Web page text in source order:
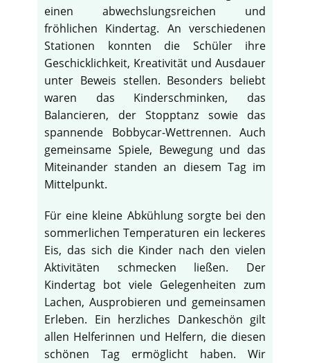
einen abwechslungsreichen und
fröhlichen Kindertag. An verschiedenen
Stationen konnten die Schüler ihre
Geschicklichkeit, Kreativität und Ausdauer
unter Beweis stellen. Besonders beliebt
waren das Kinderschminken, das
Balancieren, der Stopptanz sowie das
spannende Bobbycar-Wettrennen. Auch
gemeinsame Spiele, Bewegung und das
Miteinander standen an diesem Tag im
Mittelpunkt.
Für eine kleine Abkühlung sorgte bei den
sommerlichen Temperaturen ein leckeres
Eis, das sich die Kinder nach den vielen
Aktivitäten schmecken ließen. Der
Kindertag bot viele Gelegenheiten zum
Lachen, Ausprobieren und gemeinsamen
Erleben. Ein herzliches Dankeschön gilt
allen Helferinnen und Helfern, die diesen
schönen Tag ermöglicht haben. Wir